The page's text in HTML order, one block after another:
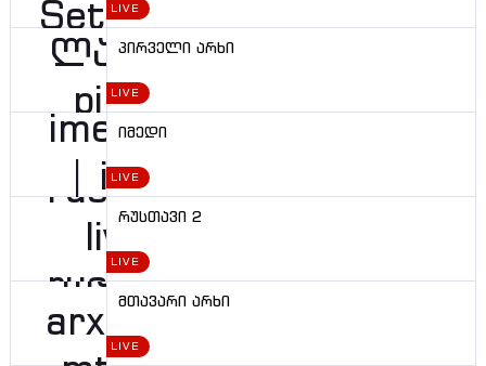
LIVE
პირველი არხი
LIVE
იმედი
LIVE
რუსთავი 2
LIVE
მთავარი არხი
LIVE